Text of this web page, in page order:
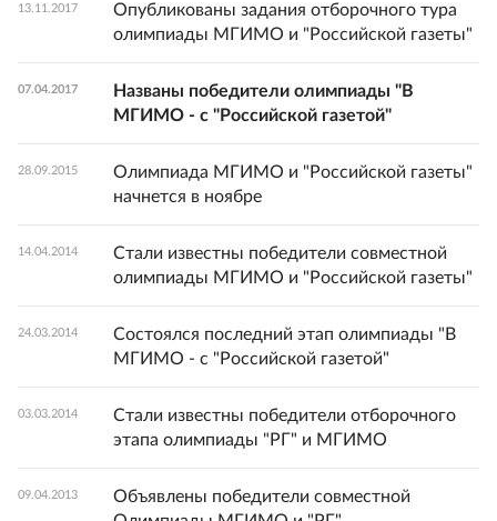
13.11.2017
Опубликованы задания отборочного тура
олимпиады МГИМО и "Российской газеты"
07.04.2017
Названы победители олимпиады "В
МГИМО - с "Российской газетой"
28.09.2015
Олимпиада МГИМО и "Российской газеты"
начнется в ноябре
14.04.2014
Стали известны победители совместной
олимпиады МГИМО и "Российской газеты"
24.03.2014
Состоялся последний этап олимпиады "В
МГИМО - с "Российской газетой"
03.03.2014
Стали известны победители отборочного
этапа олимпиады "РГ" и МГИМО
09.04.2013
Объявлены победители совместной